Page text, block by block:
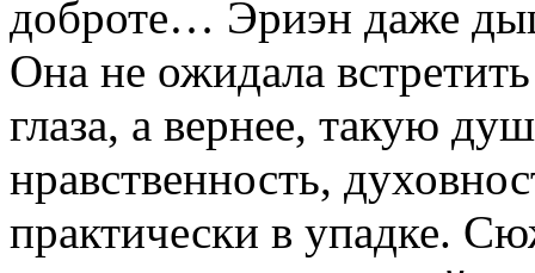
доброте… Эриэн даже
Она не ожидала
глаза, а вернее, такую
нравственность,
практически в упадке.